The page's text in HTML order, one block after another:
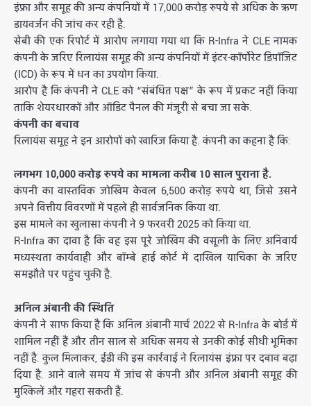
इंफ्रा और समूह की अन्य कंपनियों में 17,000 करोड़ रुपये से अधिक के ऋण
डायवर्जन की जांच कर रही है.
सेबी की एक रिपोर्ट में आरोप लगाया गया था कि R-Infra ने CLE नामक
कंपनी के जरिए रिलायंस समूह की अन्य कंपनियों में इंटर-कॉर्पोरेट डिपॉजिट
(ICD) के रूप में धन का उपयोग किया.
आरोप है कि कंपनी ने CLE को “संबंधित पक्ष” के रूप में प्रकट नहीं किया
ताकि शेयरधारकों और ऑडिट पैनल की मंजूरी से बचा जा सके.
कंपनी का बचाव
रिलायंस समूह ने इन आरोपों को खारिज किया है. कंपनी का कहना है कि:
लगभग 10,000 करोड़ रुपये का मामला करीब 10 साल पुराना है.
कंपनी का वास्तविक जोखिम केवल 6,500 करोड़ रुपये था, जिसे उसने
अपने वित्तीय विवरणों में पहले ही सार्वजनिक किया था.
इस मामले का खुलासा कंपनी ने 9 फरवरी 2025 को किया था.
R-Infra का दावा है कि वह इस पूरे जोखिम की वसूली के लिए अनिवार्य
मध्यस्थता कार्यवाही और बॉम्बे हाई कोर्ट में दाखिल याचिका के जरिए
समझौते पर पहुंच चुकी है.
अनिल अंबानी की स्थिति
कंपनी ने साफ किया है कि अनिल अंबानी मार्च 2022 से R-Infra के बोर्ड में
शामिल नहीं हैं और तीन साल से अधिक समय से उनकी कोई सीधी भूमिका
नहीं है. कुल मिलाकर, ईडी की इस कार्रवाई ने रिलायंस इंफ्रा पर दबाव बढ़ा
दिया है. आने वाले समय में जांच से कंपनी और अनिल अंबानी समूह की
मुश्किलें और गहरा सकती हैं.